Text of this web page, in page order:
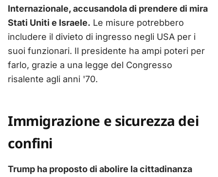
Internazionale, accusandola di prendere di mira
Stati Uniti e Israele. Le misure potrebbero
includere il divieto di ingresso negli USA per i
suoi funzionari. Il presidente ha ampi poteri per
farlo, grazie a una legge del Congresso
risalente agli anni '70.
Immigrazione e sicurezza dei
confini
Trump ha proposto di abolire la cittadinanza